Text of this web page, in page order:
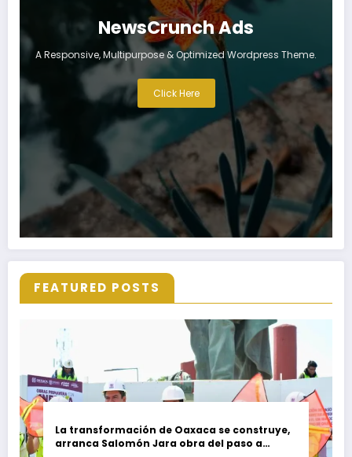
NewsCrunch Ads
A Responsive, Multipurpose & Optimized Wordpress Theme.
Click Here
FEATURED POSTS
La transformación de Oaxaca se construye,
arranca Salomón Jara obra del paso a